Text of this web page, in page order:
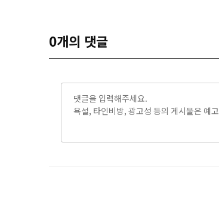
0개의 댓글